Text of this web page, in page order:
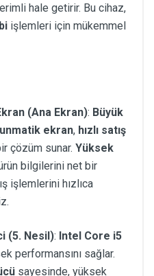
hale getirir. Bu cihaz,
işlemleri için mükemmel
(Ana Ekran): Büyük
ekran, hızlı satış
çözüm sunar. Yüksek
bilgilerini net bir
işlemlerini hızlıca
(5. Nesil): Intel Core i5
performansını sağlar.
sayesinde, yüksek